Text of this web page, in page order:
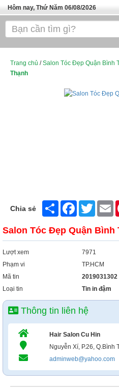
Hôm nay, Thứ Năm 06/08/2026
Trang chủ
SPA TPHCM
Trang chủ /Salon Tóc Đẹp Quận Bình
Thạnh
Chia sẻ Share FacebookTwitter
Salon Tóc Đẹp Quận Bình
Lượt xem
7971
Phạm vi
TP.HCM
Mã tin
2019031302
Loại tin
Tin in đậm
Thông tin liên hệ
Hair Salon Cu Hin
Nguyễn Xí, P.26, Q.Bình
adminweb@yahoo.com